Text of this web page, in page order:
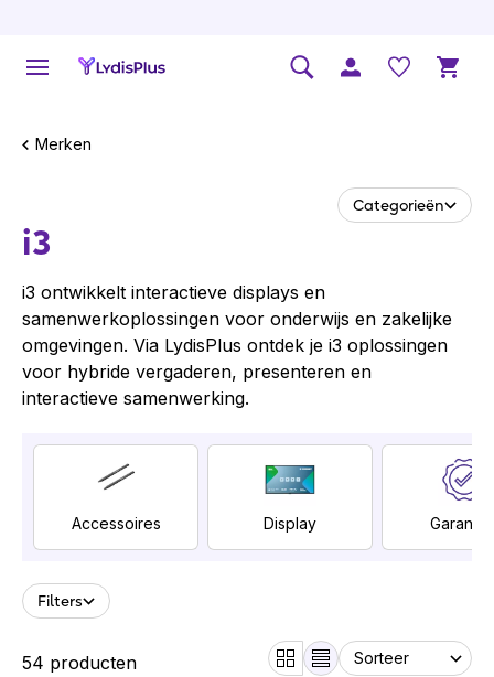
Merken
Categorieën
i3
i3 ontwikkelt interactieve displays en
samenwerkoplossingen voor onderwijs en zakelijke
omgevingen. Via LydisPlus ontdek je i3 oplossingen
voor hybride vergaderen, presenteren en
interactieve samenwerking.
Accessoires Display
Filters
54 producten